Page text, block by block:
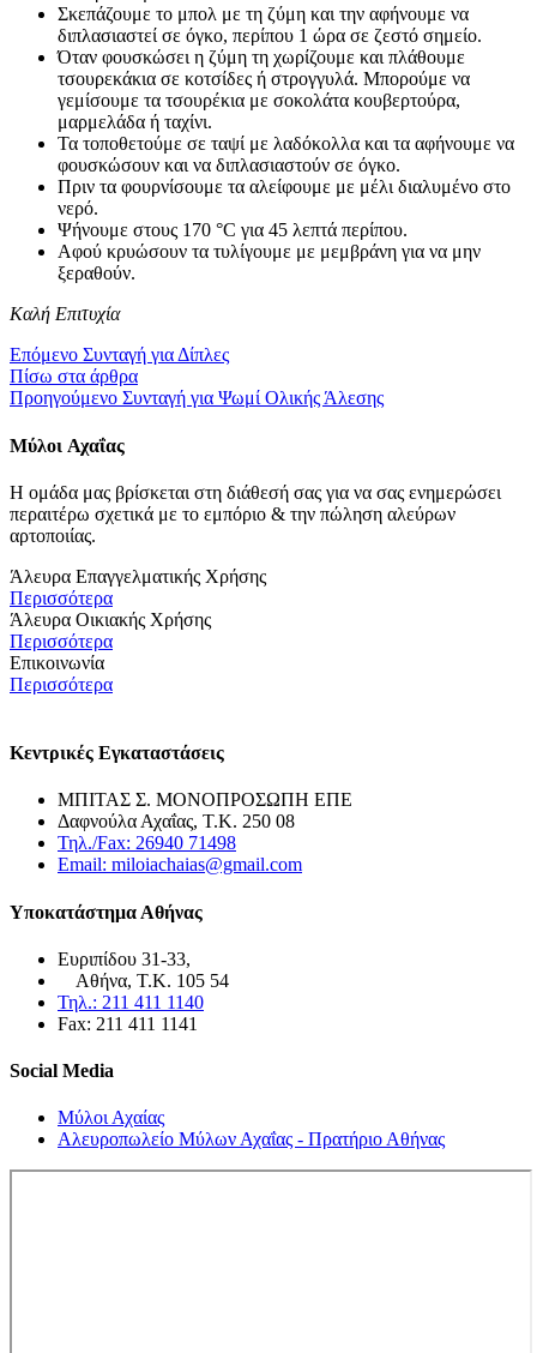
Σκεπάζουμε το μπολ με τη ζύμη και την αφήνουμε να
διπλασιαστεί σε όγκο, περίπου 1 ώρα σε ζεστό σημείο.
Όταν φουσκώσει η ζύμη τη χωρίζουμε και πλάθουμε
τσουρεκάκια σε κοτσίδες ή στρογγυλά. Μπορούμε να
γεμίσουμε τα τσουρέκια με σοκολάτα κουβερτούρα,
μαρμελάδα ή ταχίνι.
Τα τοποθετούμε σε ταψί με λαδόκολλα και τα αφήνουμε να
φουσκώσουν και να διπλασιαστούν σε όγκο.
Πριν τα φουρνίσουμε τα αλείφουμε με μέλι διαλυμένο στο
νερό.
Ψήνουμε στους 170 °C για 45 λεπτά περίπου.
Αφού κρυώσουν τα τυλίγουμε με μεμβράνη για να μην
ξεραθούν.
Καλή Επιτυχία
Επόμενο Συνταγή για Δίπλες
Πίσω στα άρθρα
Προηγούμενο Συνταγή για Ψωμί Ολικής Άλεσης
Μύλοι Αχαΐας
Η ομάδα μας βρίσκεται στη διάθεσή σας για να σας ενημερώσει
περαιτέρω σχετικά με το εμπόριο & την πώληση αλεύρων
αρτοποιίας.
Άλευρα Επαγγελματικής Χρήσης
Περισσότερα
Άλευρα Οικιακής Χρήσης
Περισσότερα
Επικοινωνία
Περισσότερα
Κεντρικές Εγκαταστάσεις
ΜΠΙΤΑΣ Σ. ΜΟΝΟΠΡΟΣΩΠΗ ΕΠΕ
Δαφνούλα Αχαΐας, Τ.Κ. 250 08
Τηλ./Fax: 26940 71498
Email: miloiachaias@gmail.com
Υποκατάστημα Αθήνας
Ευριπίδου 31-33,
Αθήνα, Τ.Κ. 105 54
Τηλ.: 211 411 1140
Fax: 211 411 1141
Social Media
Μύλοι Αχαίας
Αλευροπωλείο Μύλων Αχαΐας - Πρατήριο Αθήνας